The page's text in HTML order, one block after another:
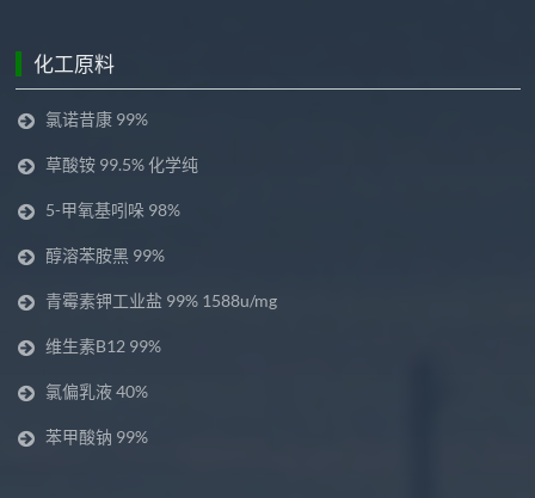
化工原料
氯诺昔康 99%
草酸铵 99.5% 化学纯
5-甲氧基吲哚 98%
醇溶苯胺黑 99%
青霉素钾工业盐 99% 1588u/mg
维生素B12 99%
氯偏乳液 40%
苯甲酸钠 99%